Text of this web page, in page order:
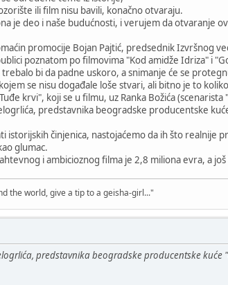
ili film nisu bavili, konačno otvaraju.
je deo i naše budućnosti, i verujem da otvaranje
promocije Bojan Pajtić, predsednik Izvršnog
poznatom po filmovima "Kod amidže Idriza" i
bi da padne uskoro, a snimanje će se
se nisu događale loše stvari, ali bitno je to
krvi", koji se u filmu, uz Ranka Božića
predstavnika beogradske producentske
istorijskih činjenica, nastojaćemo da ih što realnije
glumac.
i ambicioznog filma je 2,8 miliona evra, a
the world, give a tip to a geisha-girl..."
predstavnika beogradske producentske